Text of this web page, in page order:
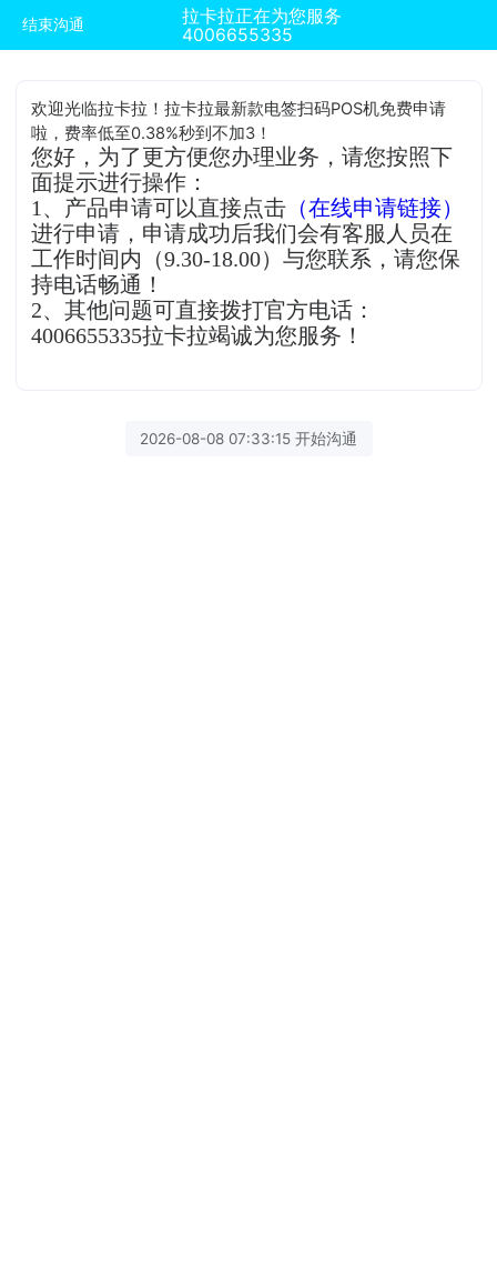
结束沟通
拉卡拉正在为您服务
4006655335
欢迎光临拉卡拉！拉卡拉最新款电签扫码POS机免费申请
啦，费率低至0.38%秒到不加3！
您好，为了更方便您办理业务，请您按照下
面提示进行操作：
1、产品申请可以直接点击 （在线申请链接）
进行申请，申请成功后我们会有客服人员在
工作时间内（9.30-18.00）与您联系，请您保
持电话畅通！
2、其他问题可直接拨打官方电话：
4006655335拉卡拉竭诚为您服务！
2026-08-08 07:33:15 开始沟通